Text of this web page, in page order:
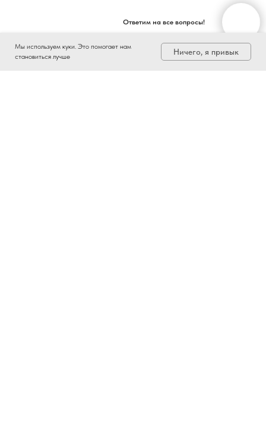
Мы используем куки. Это помогает нам
становиться лучше
Ничего, я привык
Ответим на все вопросы!